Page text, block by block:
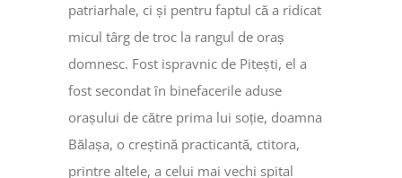
patriarhale, ci și pentru faptul că a ridicat
micul târg de troc la rangul de oraș
domnesc. Fost ispravnic de Pitești, el a
fost secondat în binefacerile aduse
orașului de către prima lui soție, doamna
Bălașa, o creștină practicantă, ctitora,
printre altele, a celui mai vechi spital